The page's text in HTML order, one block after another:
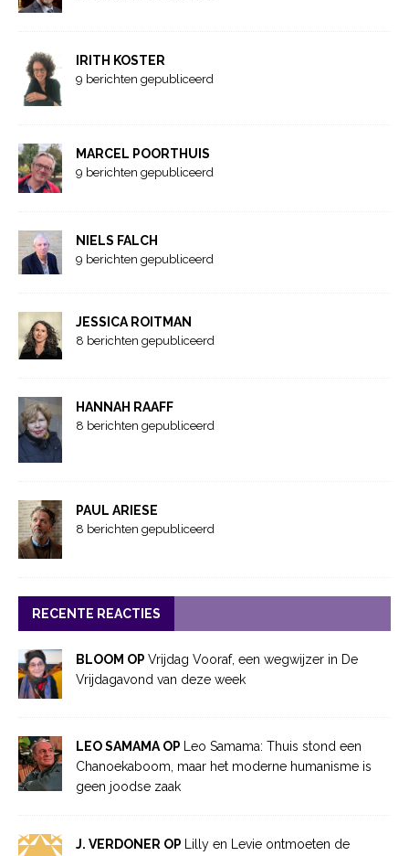
IRITH KOSTER
9 berichten gepubliceerd
MARCEL POORTHUIS
9 berichten gepubliceerd
NIELS FALCH
9 berichten gepubliceerd
JESSICA ROITMAN
8 berichten gepubliceerd
HANNAH RAAFF
8 berichten gepubliceerd
PAUL ARIESE
8 berichten gepubliceerd
RECENTE REACTIES
BLOOM OP Vrijdag Vooraf, een wegwijzer in De
Vrijdagavond van deze week
LEO SAMAMA OP
Leo Samama: Thuis stond een
Chanoekaboom, maar het moderne humanisme is
geen joodse zaak
J. VERDONER OP
Lilly en Levie ontmoeten de